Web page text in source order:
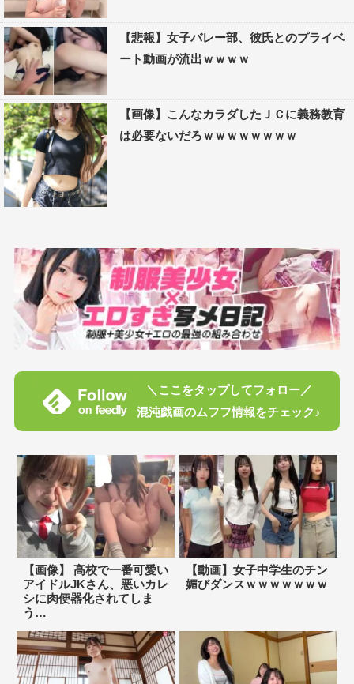
【悲報】女子バレー部、彼氏とのプライベ
ート動画が流出ｗｗｗｗ
【画像】こんなカラダしたＪＣに義務教育
は必要ないだろｗｗｗｗｗｗｗｗ
＼ここをタップしてフォロー／
混沌戯画のムフフ情報をチェック♪
【画像】 高校で一番可愛い
アイドルJKさん、悪いカレ
シに肉便器化されてしま
う…
【動画】女子中学生のチン
媚びダンスｗｗｗｗｗｗｗ